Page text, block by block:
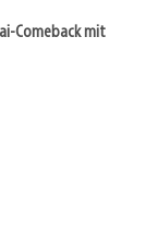
Comeback mit